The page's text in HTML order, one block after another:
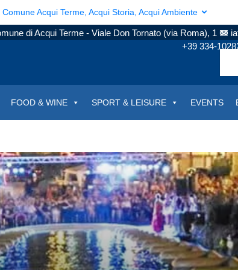
Comune Acqui Terme, Acqui Storia, Acqui Ambiente
di Acqui Terme - Viale Don Tornato (via Roma), 1
+39 334-
FOOD & WINE SPORT & LEISURE EVENTS